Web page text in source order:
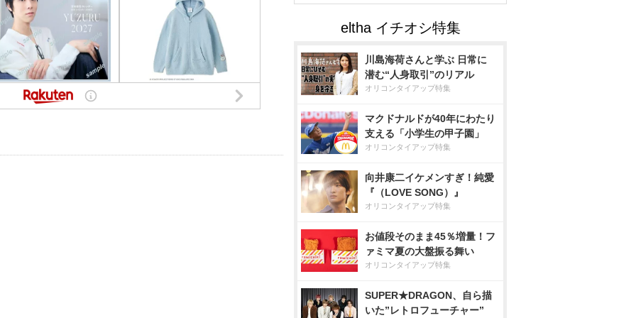
川島海荷さんと学ぶ 日常に
潜む“人身取引”のリアル
オリコンタイアップ特集
マクドナルドが40年にわたり
支える「小学生の甲子園」
オリコンタイアップ特集
向井康二イケメンすぎ！純愛
『（LOVE SONG）』
オリコンタイアップ特集
お値段そのまま45％増量！フ
ァミマ夏の大盤振る舞い
オリコンタイアップ特集
SUPER★DRAGON、自ら描
いた”レトロフューチャー”